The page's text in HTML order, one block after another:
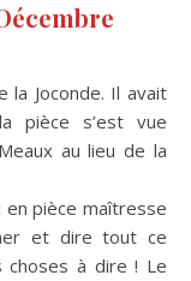
la Joconde. Il avait
pièce s’est vue
au lieu de la
en pièce maîtresse
et dire tout ce
à dire ! Le